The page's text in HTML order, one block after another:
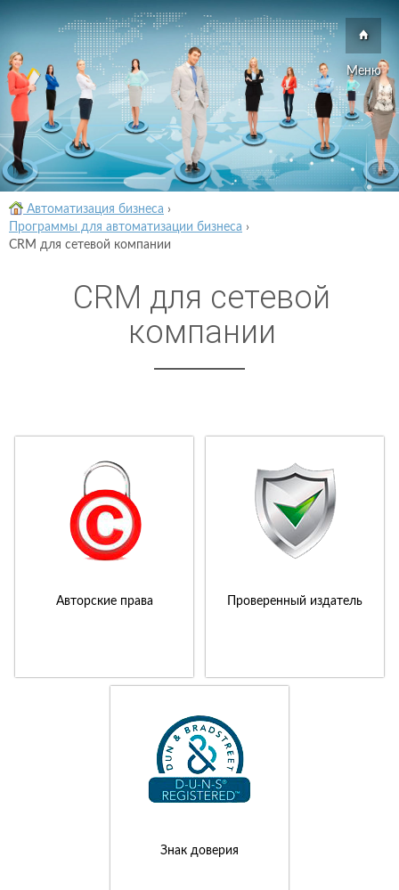
Меню
Автоматизация бизнеса ›
Программы для автоматизации бизнеса ›
CRM для сетевой компании
CRM для сетевой
компании
Авторские права Проверенный издатель
Знак доверия